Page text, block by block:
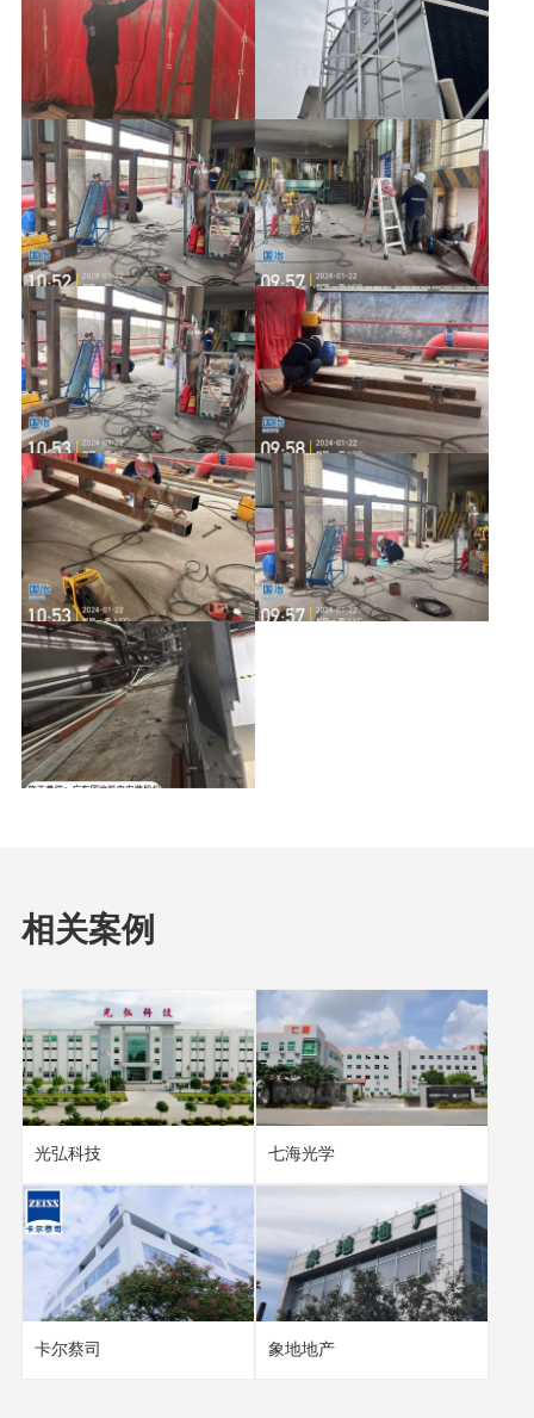
相关案例
光弘科技 七海光学
卡尔蔡司 象地地产